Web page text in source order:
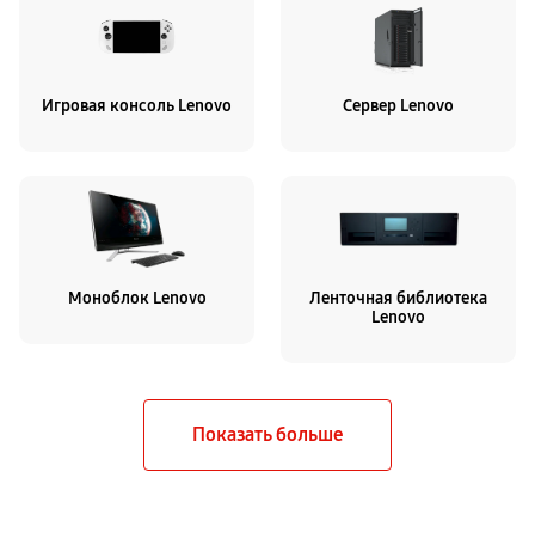
Игровая консоль Lenovo Сервер Lenovo
Моноблок Lenovo
Ленточная библиотека
Lenovo